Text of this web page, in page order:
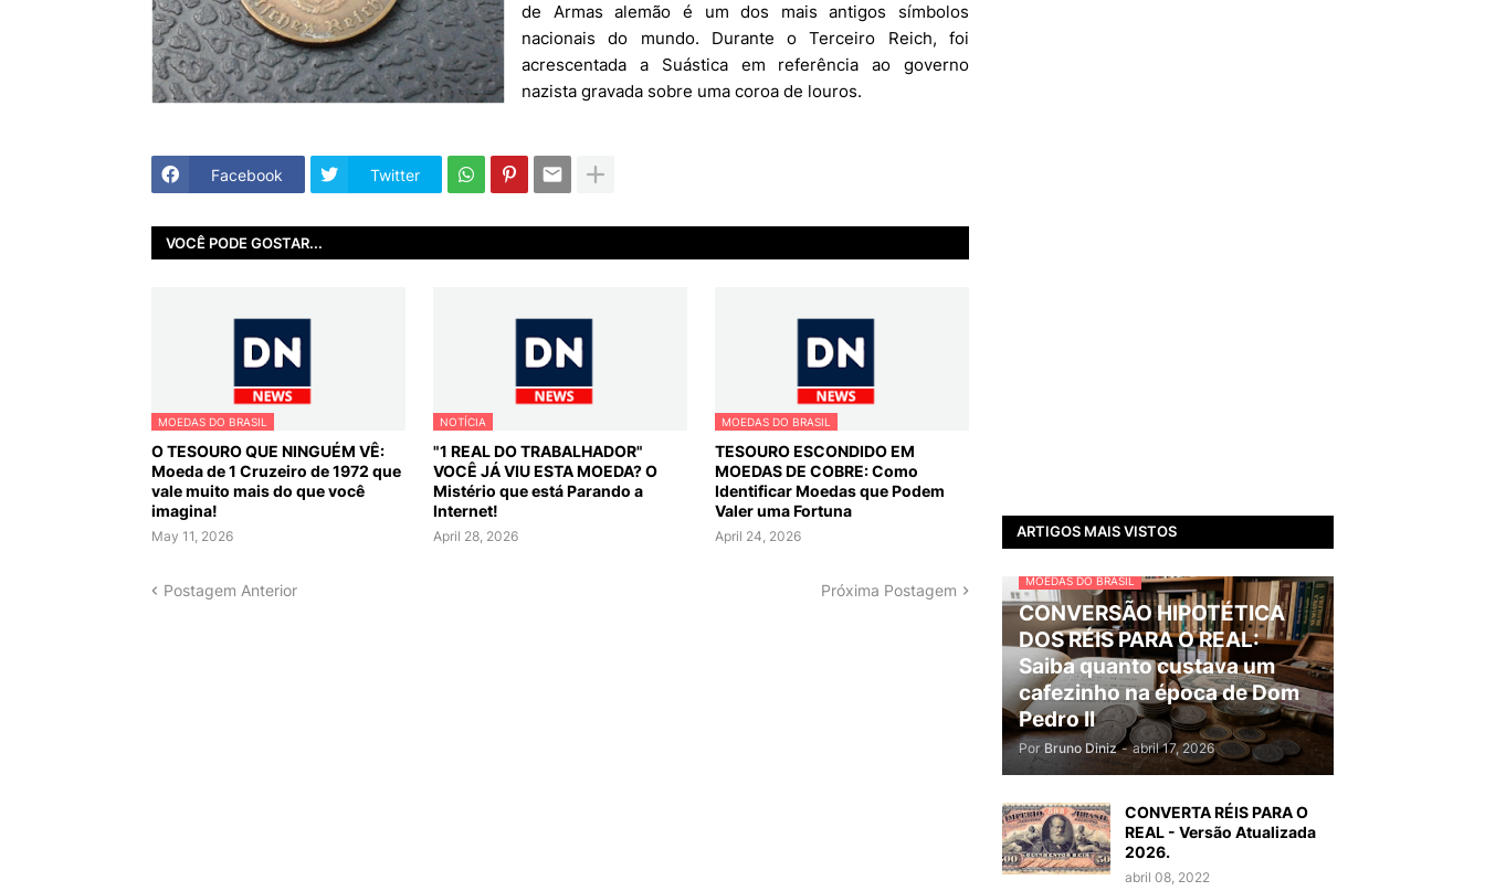
de Armas alemão é um dos mais antigos símbolos
nacionais do mundo. Durante o Terceiro Reich, foi
acrescentada a Suástica em referência ao governo
nazista gravada sobre uma coroa de louros.
Facebook Twitter
VOCÊ PODE GOSTAR...
MOEDAS DO BRASIL
O TESOURO QUE NINGUÉM VÊ:
Moeda de 1 Cruzeiro de 1972 que
vale muito mais do que você
imagina!
May 11, 2026
NOTÍCIA
"1 REAL DO TRABALHADOR"
VOCÊ JÁ VIU ESTA MOEDA? O
Mistério que está Parando a
Internet!
April 28, 2026
MOEDAS DO BRASIL
TESOURO ESCONDIDO EM
MOEDAS DE COBRE: Como
Identificar Moedas que Podem
Valer uma Fortuna
April 24, 2026
Postagem Anterior Próxima Postagem
ARTIGOS MAIS VISTOS
MOEDAS DO BRASIL
CONVERSÃO HIPOTÉTICA
DOS RÉIS PARA O REAL:
Saiba quanto custava um
cafezinho na época de Dom
Pedro II
Por Bruno Diniz - abril 17, 2026
CONVERTA RÉIS PARA O
REAL - Versão Atualizada
2026.
abril 08, 2022